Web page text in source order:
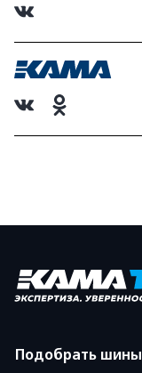
Подобрать шины